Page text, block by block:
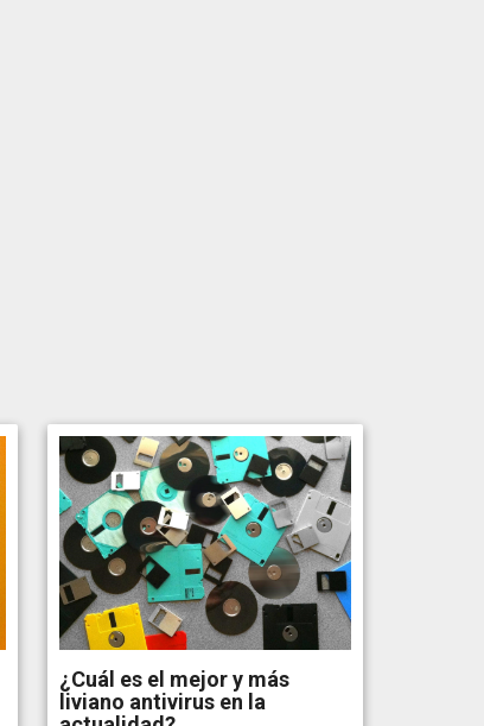
¿Cuál es el mejor y más
liviano antivirus en la